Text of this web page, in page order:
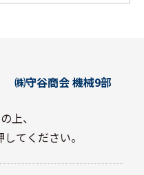
㈱守谷商会 機械9部
上、
てください。